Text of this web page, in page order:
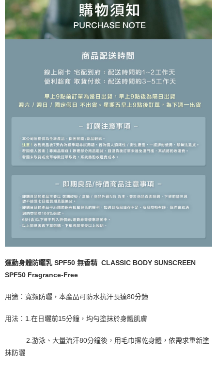
運動身體防曬乳 SPF50 無香精 CLASSIC BODY SUNSCREEN
SPF50 Fragrance-Free
用途：寬頻防曬，本產品可防水抗汗長達80分鐘
用法：1.在日曬前15分鐘，均勻塗抹於身體肌膚
2.游泳、大量流汗80分鐘後，用毛巾擦乾身體，依需求重新塗
抹防曬